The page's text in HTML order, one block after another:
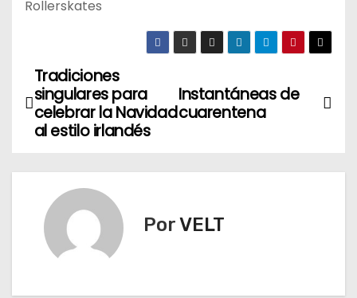
Rollerskates
N
a
Instantáneas de
cuarentena
Tradiciones
singulares para
celebrar la Navidad
al estilo irlandés
PorVELT